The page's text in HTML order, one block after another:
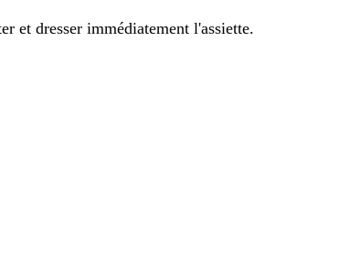
et dresser immédiatement l'assiette.